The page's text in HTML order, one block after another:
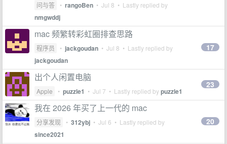
问与答 • rangoBen • Jul 8 • Lastly replied by
nmgwddj
mac 频繁转彩虹圈排查思路
程序员 • jackgoudan • Jul 8 • Lastly replied by
jackgoudan
17
出个人闲置电脑
Apple • puzzle1 • Jul 7 • Lastly replied bypuzzle1
23
我在 2026 年买了上一代的 mac
分享发现 • 312ybj • Jul 6 • Lastly replied by
since2021
20